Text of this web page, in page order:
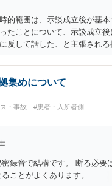
的範囲は、示談成立後が基
たことについて、示談成立後
反して話した、と主張され
集めについて
・事故 #患者・入所者側
録音で結構です。 断る必要
ことがよくあります。